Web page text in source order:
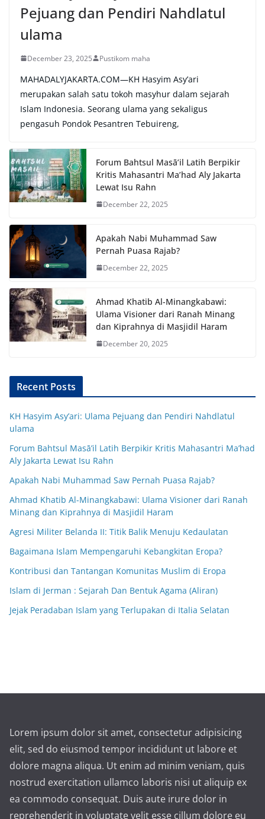
Pejuang dan Pendiri Nahdlatul
ulama
December 23, 2025 Pustikom maha
MAHADALYJAKARTA.COM—KH Hasyim Asy’ari
merupakan salah satu tokoh masyhur dalam sejarah
Islam Indonesia. Seorang ulama yang sekaligus
pengasuh Pondok Pesantren Tebuireng,
Forum Bahtsul Masā’il Latih Berpikir
Kritis Mahasantri Ma’had Aly Jakarta
Lewat Isu Rahn
December 22, 2025
Apakah Nabi Muhammad Saw
Pernah Puasa Rajab?
December 22, 2025
Ahmad Khatib Al-Minangkabawi:
Ulama Visioner dari Ranah Minang
dan Kiprahnya di Masjidil Haram
December 20, 2025
Recent Posts
KH Hasyim Asy’ari: Ulama Pejuang dan Pendiri Nahdlatul
ulama
Forum Bahtsul Masā’il Latih Berpikir Kritis Mahasantri Ma’had
Aly Jakarta Lewat Isu Rahn
Apakah Nabi Muhammad Saw Pernah Puasa Rajab?
Ahmad Khatib Al-Minangkabawi: Ulama Visioner dari Ranah
Minang dan Kiprahnya di Masjidil Haram
Agresi Militer Belanda II: Titik Balik Menuju Kedaulatan
Bagaimana Islam Mempengaruhi Kebangkitan Eropa?
Kontribusi dan Tantangan Komunitas Muslim di Eropa
Islam di Jerman : Sejarah Dan Bentuk Agama (Aliran)
Jejak Peradaban Islam yang Terlupakan di Italia Selatan
Lorem ipsum dolor sit amet, consectetur adipisicing
elit, sed do eiusmod tempor incididunt ut labore et
dolore magna aliqua. Ut enim ad minim veniam, quis
nostrud exercitation ullamco laboris nisi ut aliquip ex
ea commodo consequat. Duis aute irure dolor in
reprehenderit in voluptate velit esse cillum dolore eu